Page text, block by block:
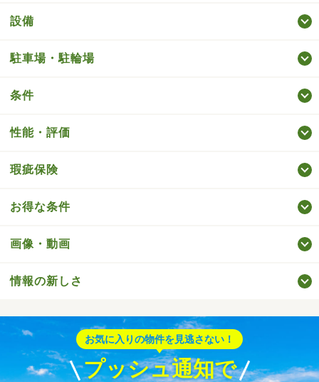
設備
駐車場・駐輪場
条件
性能・評価
瑕疵保険
お得な条件
画像・動画
情報の新しさ
お気に入りの物件を見逃さない！
プッシュ通知で